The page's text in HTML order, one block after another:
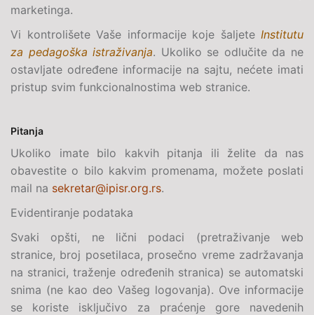
marketinga.
Vi kontrolišete Vaše informacije koje šaljete Institutu
za pedagoška istraživanja. Ukoliko se odlučite da ne
ostavljate određene informacije na sajtu, nećete imati
pristup svim funkcionalnostima web stranice.
Pitanja
Ukoliko imate bilo kakvih pitanja ili želite da nas
obavestite o bilo kakvim promenama, možete poslati
mail na sekretar@ipisr.org.rs.
Evidentiranje podataka
Svaki opšti, ne lični podaci (pretraživanje web
stranice, broj posetilaca, prosečno vreme zadržavanja
na stranici, traženje određenih stranica) se automatski
snima (ne kao deo Vašeg logovanja). Ove informacije
se koriste isključivo za praćenje gore navedenih